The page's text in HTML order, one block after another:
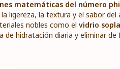
matemáticas del número phi
ligereza, la textura y el sabor del
nobles como el vidrio
de hidratación diaria y eliminar